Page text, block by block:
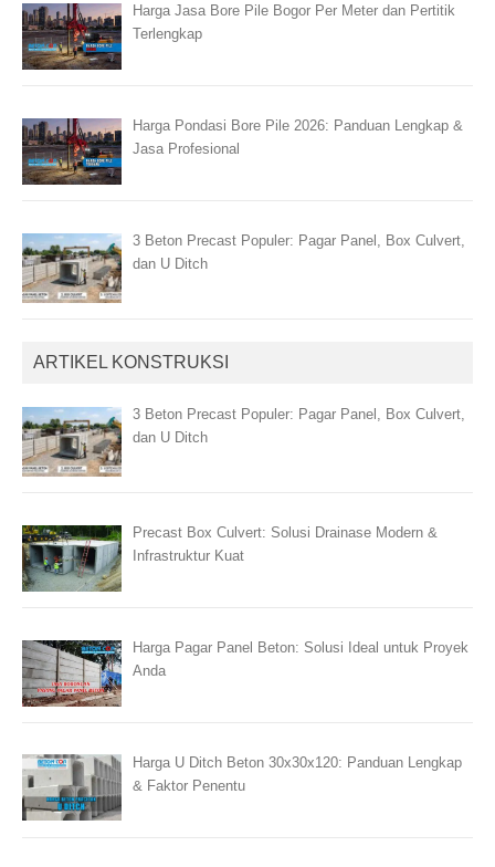
Harga Jasa Bore Pile Bogor Per Meter dan Pertitik
Terlengkap
Harga Pondasi Bore Pile 2026: Panduan Lengkap &
Jasa Profesional
3 Beton Precast Populer: Pagar Panel, Box Culvert,
dan U Ditch
ARTIKEL KONSTRUKSI
3 Beton Precast Populer: Pagar Panel, Box Culvert,
dan U Ditch
Precast Box Culvert: Solusi Drainase Modern &
Infrastruktur Kuat
Harga Pagar Panel Beton: Solusi Ideal untuk Proyek
Anda
Harga U Ditch Beton 30x30x120: Panduan Lengkap
& Faktor Penentu